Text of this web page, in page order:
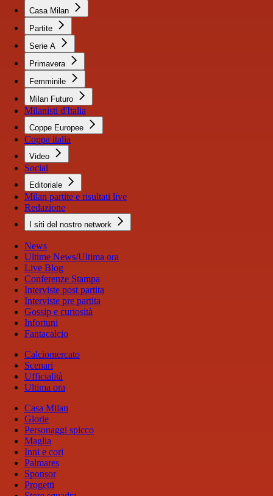
Casa Milan
Partite
Serie A
Primavera
Femminile
Milan Futuro
Milanisti d'Italia
Coppe Europee
Coppa italia
Video
Social
Editoriale
Milan partite e risultati live
Redazione
I siti del nostro network
News
Ultime News/Ultima ora
Live Blog
Conferenze Stampa
Interviste post partita
Interviste pre partita
Gossip e curiosità
Infortuni
Fantacalcio
Calciomercato
Scenari
Ufficialità
Ultima ora
Casa Milan
Glorie
Personaggi spicco
Maglia
Inni e cori
Palmares
Sponsor
Progetti